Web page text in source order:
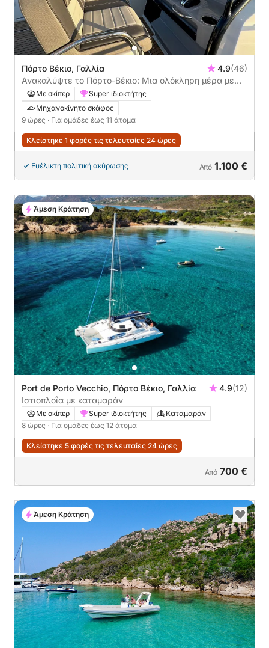
Πόρτο Βέκιο, Γαλλία 4.9(46)
Ανακαλύψτε το Πόρτο-Βέκιο: Μια ολόκληρη μέρα με
ήλιο σε ένα μηχανοκίνητο σκάφος
Με σκίπερ
Super ιδιοκτήτης
Μηχανοκίνητο σκάφος
9 ώρες · Για ομάδες έως 11 άτομα
Κλείστηκε 1 φορές τις τελευταίες 24 ώρες
Ευέλικτη πολιτική ακύρωσης Από 1.100 €
Port de Porto Vecchio, Πόρτο Βέκιο, Γαλλία 4.9(12)
Ιστιοπλοΐα με καταμαράν
Με σκίπερ Super ιδιοκτήτης
Καταμαράν
8 ώρες · Για ομάδες έως 12 άτομα
Κλείστηκε 5 φορές τις τελευταίες 24 ώρες
Από 700 €
Άμεση Κράτηση
Άμεση Κράτηση